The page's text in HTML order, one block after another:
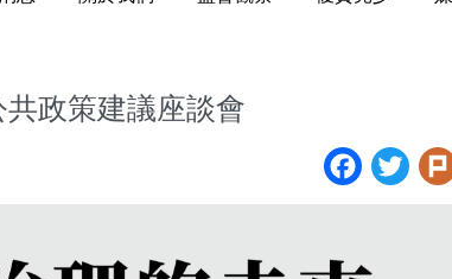
共政策建議座談會